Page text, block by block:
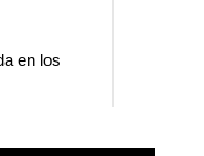
en los